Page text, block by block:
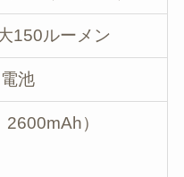
150ルーメン
池
）